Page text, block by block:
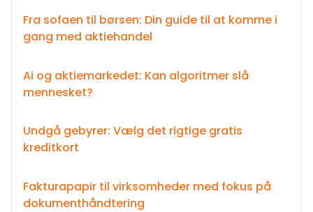
Fra sofaen til børsen: Din guide til at komme i
gang med aktiehandel
Ai og aktiemarkedet: Kan algoritmer slå
mennesket?
Undgå gebyrer: Vælg det rigtige gratis
kreditkort
Fakturapapir til virksomheder med fokus på
dokumenthåndtering